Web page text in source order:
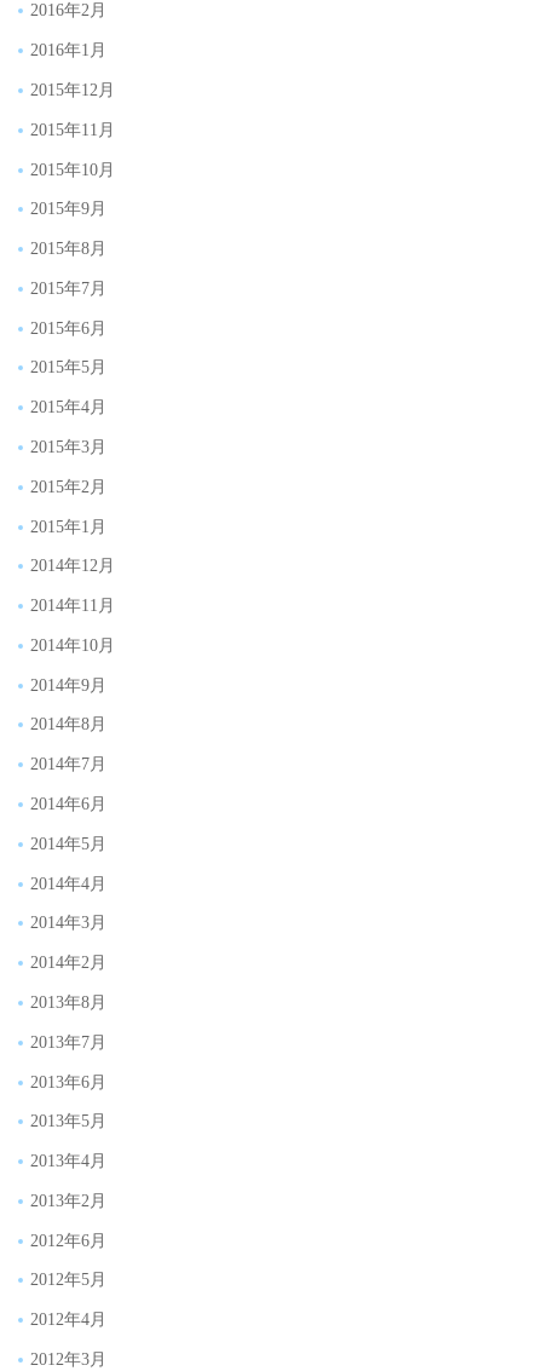
2016年2月
2016年1月
2015年12月
2015年11月
2015年10月
2015年9月
2015年8月
2015年7月
2015年6月
2015年5月
2015年4月
2015年3月
2015年2月
2015年1月
2014年12月
2014年11月
2014年10月
2014年9月
2014年8月
2014年7月
2014年6月
2014年5月
2014年4月
2014年3月
2014年2月
2013年8月
2013年7月
2013年6月
2013年5月
2013年4月
2013年2月
2012年6月
2012年5月
2012年4月
2012年3月